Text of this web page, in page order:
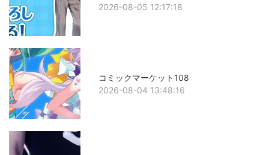
2026-08-05 12:17:18
コミックマーケット108
2026-08-04 13:48:16